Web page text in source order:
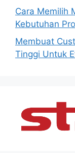
Cara Memilih
Kebutuhan
Membuat
Tinggi Untuk